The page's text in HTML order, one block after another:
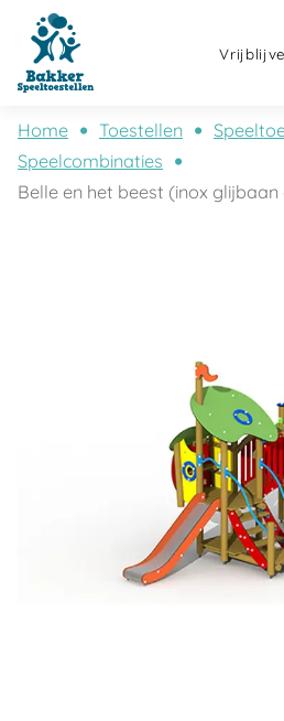
Home Toestellen
Speelcombinaties
Belle en het beest (inox